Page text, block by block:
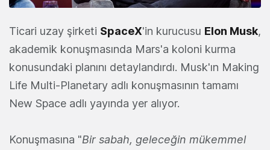
Ticari uzay şirketi SpaceX'in kurucusu Elon Musk,
akademik konuşmasında Mars'a koloni kurma
konusundaki planını detaylandırdı. Musk'ın Making
Life Multi-Planetary adlı konuşmasının tamamı
New Space adlı yayında yer alıyor.
Konuşmasına "Bir sabah, geleceğin mükemmel